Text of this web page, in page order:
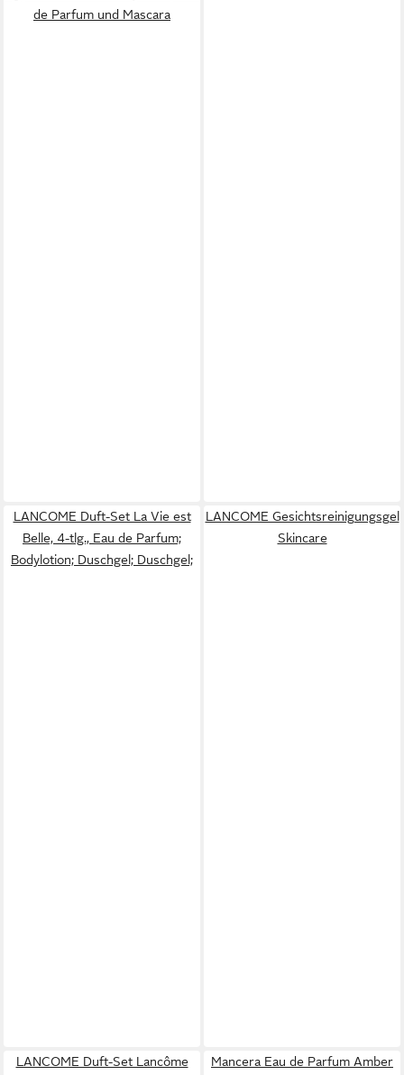
de Parfum und Mascara
LANCOME Duft-Set La Vie est
Belle, 4-tlg., Eau de Parfum;
Bodylotion; Duschgel; Duschgel;
LANCOME Gesichtsreinigungsgel
Skincare
LANCOME Duft-Set Lancôme Mancera Eau de Parfum Amber